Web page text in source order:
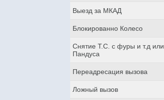
Выезд за МКАД
Блокированно Колесо
Снятие Т.С. с фуры и т.д или
Пандуса
Переадресация вызова
Ложный вызов